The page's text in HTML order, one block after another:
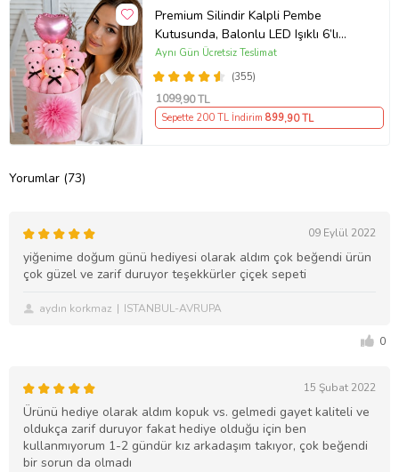
Premium Silindir Kalpli Pembe
Kutusunda, Balonlu LED Işıklı 6’lı
Pembe Ayıcık Buketi Arkadaşa
Sevgiliye Hediye
(355)
Aynı Gün Ücretsiz Teslimat
1099,90 TL
Sepette 200 TL İndirim 899,90 TL
Yorumlar (73)
09 Eylül 2022
yiğenime doğum günü hediyesi olarak aldım çok beğendi ürün
çok güzel ve zarif duruyor teşekkürler çiçek sepeti
aydın korkmaz ISTANBUL-AVRUPA
0
15 Şubat 2022
Ürünü hediye olarak aldım kopuk vs. gelmedi gayet kaliteli ve
oldukça zarif duruyor fakat hediye olduğu için ben
kullanmıyorum 1-2 gündür kız arkadaşım takıyor, çok beğendi
bir sorun da olmadı